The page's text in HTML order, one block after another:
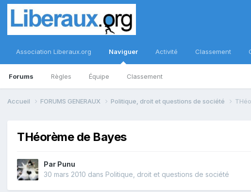
Association Liberaux.org Naviguer
Forums Règles Équipe Classement
Activité Classement
Accueil FORUMS GENERAUX Politique, droit et questions de société
THéorème de Bayes
Par Punu
30 mars 2010 dans Politique, droit et questions de société